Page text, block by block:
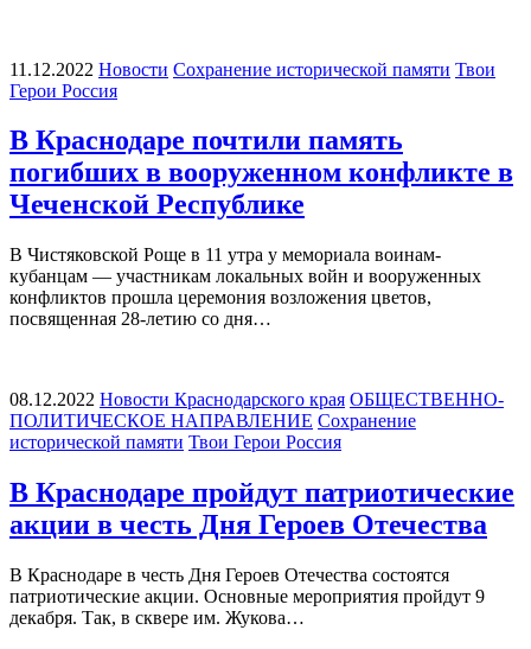
11.12.2022 Новости Сохранение исторической памяти Твои
Герои Россия
В Краснодаре почтили память
погибших в вооруженном конфликте в
Чеченской Республике
В Чистяковской Роще в 11 утра у мемориала воинам-
кубанцам — участникам локальных войн и вооруженных
конфликтов прошла церемония возложения цветов,
посвященная 28-летию со дня…
08.12.2022 Новости Краснодарского края ОБЩЕСТВЕННО-
ПОЛИТИЧЕСКОЕ НАПРАВЛЕНИЕ Сохранение
исторической памяти Твои Герои Россия
В Краснодаре пройдут патриотические
акции в честь Дня Героев Отечества
В Краснодаре в честь Дня Героев Отечества состоятся
патриотические акции. Основные мероприятия пройдут 9
декабря. Так, в сквере им. Жукова…